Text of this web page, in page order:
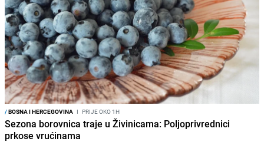
/BOSNA I HERCEGOVINA I PRIJE OKO 1H
Sezona borovnica traje u Živinicama: Poljoprivrednici
prkose vrućinama